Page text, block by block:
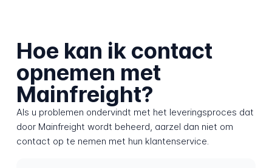
Hoe kan ik contact
opnemen met
Mainfreight?
Als u problemen ondervindt met het leveringsproces dat
door Mainfreight wordt beheerd, aarzel dan niet om
contact op te nemen met hun klantenservice.